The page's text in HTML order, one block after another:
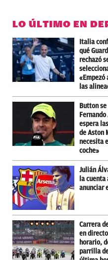
LO ÚLTIMO EN
Italia
qué
rechazó
«Empezó
las
Button
espera
de Aston
necesita
coche»
Julián
la
anunciar
Carrera
en
horario,
parrilla